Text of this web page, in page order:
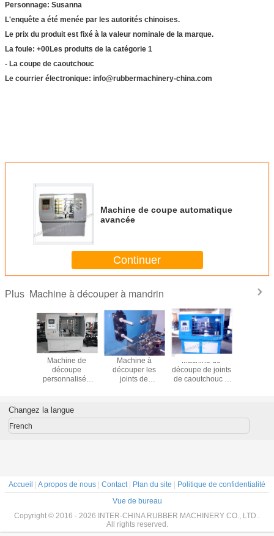
Personnage: Susanna
L'enquête a été menée par les autorités chinoises.
Le prix du produit est fixé à la valeur nominale de la marque.
La foule: +00Les produits de la catégorie 1
- La coupe de caoutchouc
Le courrier électronique: info@rubbermachinery-china.com
Machine de coupe automatique
avancée
Continuer
Plus Machine à découper à mandrin
et les
de
Machine de
découpe
personnalisée
longueur de 250
mm (2016)
Machine à
découper les
joints de
Machine de
découpe de joints
de caoutchouc à
Changez la langue
French
Accueil A propos de nous Contact| Plan du site
Politique de confidentialité
Vue de bureau
Copyright © 2016 - 2026 INTER-CHINA RUBBER MACHINERY CO., LTD..
All rights reserved.